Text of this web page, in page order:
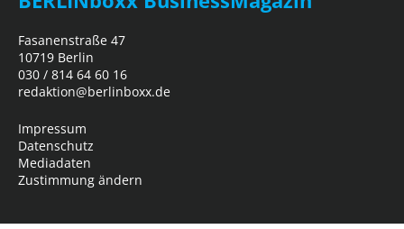
Fasanenstraße 47
10719 Berlin
030 / 814 64 60 16
redaktion@berlinboxx.de
Impressum
Datenschutz
Mediadaten
Zustimmung ändern